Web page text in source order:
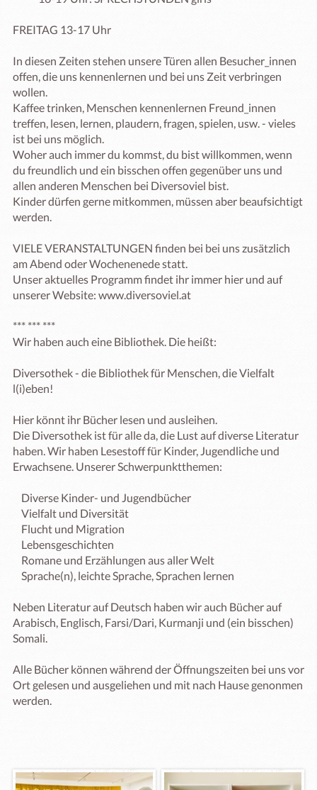
FREITAG 13-17 Uhr
In diesen Zeiten stehen unsere Türen allen Besucher_innen
offen, die uns kennenlernen und bei uns Zeit verbringen
wollen.
Kaffee trinken, Menschen kennenlernen Freund_innen
treffen, lesen, lernen, plaudern, fragen, spielen, usw. - vieles
ist bei uns möglich.
Woher auch immer du kommst, du bist willkommen, wenn
du freundlich und ein bisschen offen gegenüber uns und
allen anderen Menschen bei Diversoviel bist.
Kinder dürfen gerne mitkommen, müssen aber beaufsichtigt
werden.
VIELE VERANSTALTUNGEN finden bei bei uns zusätzlich
am Abend oder Wochenenede statt.
Unser aktuelles Programm findet ihr immer hier und auf
unserer Website: www.diversoviel.at
*** *** ***
Wir haben auch eine Bibliothek. Die heißt:
Diversothek - die Bibliothek für Menschen, die Vielfalt
l(i)eben!
Hier könnt ihr Bücher lesen und ausleihen.
Die Diversothek ist für alle da, die Lust auf diverse Literatur
haben. Wir haben Lesestoff für Kinder, Jugendliche und
Erwachsene. Unserer Schwerpunktthemen:
Neben Literatur auf Deutsch haben wir auch Bücher auf
Arabisch, Englisch, Farsi/Dari, Kurmanji und (ein bisschen)
Somali.
Alle Bücher können während der Öffnungszeiten bei uns vor
Ort gelesen und ausgeliehen und mit nach Hause genonmen
werden.